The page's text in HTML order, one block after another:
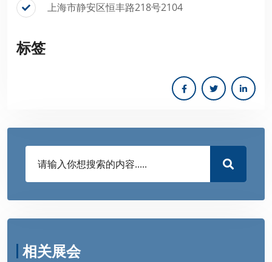
上海市静安区恒丰路218号2104
标签
相关展会